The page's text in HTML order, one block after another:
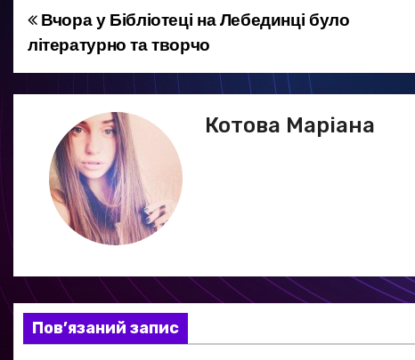
Н
а
в
і
я
Вчора у Бібліотеці на Лебединці було
літературно та творчо
Котова Маріана
Пов’язаний запис